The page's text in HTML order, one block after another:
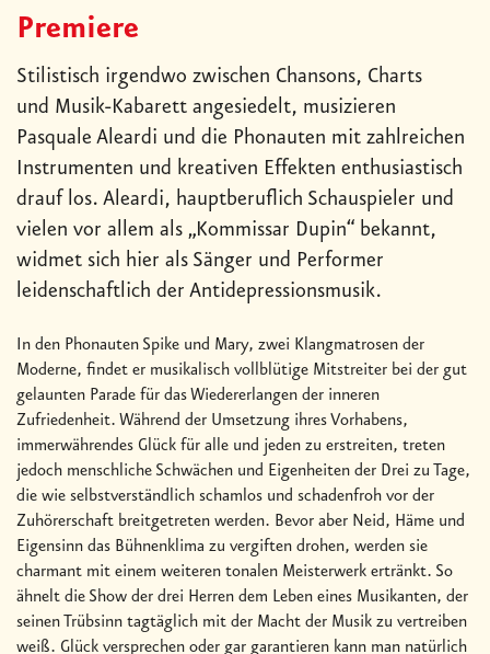
Premiere
Stilistisch irgendwo zwischen Chansons, Charts
und Musik-Kabarett angesiedelt, musizieren
Pasquale Aleardi und die Phonauten mit zahlreichen
Instrumenten und kreativen Effekten enthusiastisch
drauf los. Aleardi, hauptberuflich Schauspieler und
vielen vor allem als „Kommissar Dupin“ bekannt,
widmet sich hier als Sänger und Performer
leidenschaftlich der Antidepressionsmusik.
In den Phonauten Spike und Mary, zwei Klangmatrosen der
Moderne, findet er musikalisch vollblütige Mitstreiter bei der gut
gelaunten Parade für das Wiedererlangen der inneren
Zufriedenheit. Während der Umsetzung ihres Vorhabens,
immerwährendes Glück für alle und jeden zu erstreiten, treten
jedoch menschliche Schwächen und Eigenheiten der Drei zu Tage,
die wie selbstverständlich schamlos und schadenfroh vor der
Zuhörerschaft breitgetreten werden. Bevor aber Neid, Häme und
Eigensinn das Bühnenklima zu vergiften drohen, werden sie
charmant mit einem weiteren tonalen Meisterwerk ertränkt. So
ähnelt die Show der drei Herren dem Leben eines Musikanten, der
seinen Trübsinn tagtäglich mit der Macht der Musik zu vertreiben
weiß. Glück versprechen oder gar garantieren kann man natürlich